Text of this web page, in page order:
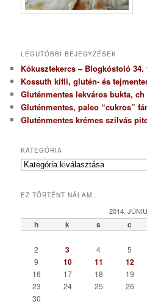
LEGUTÓBBI BEJEGYZÉSEK
Kókusztekercs – Blogkóstoló
Kossuth kifli, glutén- és
Gluténmentes lekváros bukta,
Gluténmentes, paleo “cukros”
Gluténmentes krémes szilvás
KATEGÓRIA
K
e
ó
r
EZ TÖRTÉNT NÁLAM…
2014.
h k s c
2 3 4 5
9
10 11 12
16 17 18 19
23
24 25 26
30